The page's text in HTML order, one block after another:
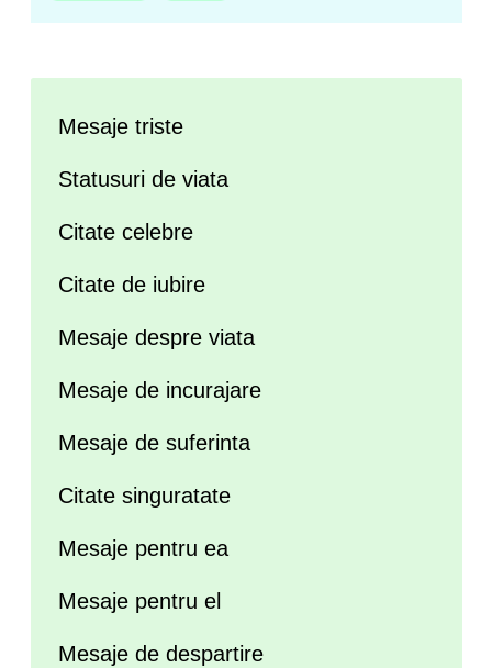
Mesaje triste
Statusuri de viata
Citate celebre
Citate de iubire
Mesaje despre viata
Mesaje de incurajare
Mesaje de suferinta
Citate singuratate
Mesaje pentru ea
Mesaje pentru el
Mesaje de despartire